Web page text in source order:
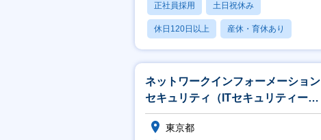
正社員採用 土日祝休み
休日120日以上 産休・育休あり
賞与あり
ネットワークインフォーメーション
セキュリティ（ITセキュリティー担
当）【S&TO】
東京都